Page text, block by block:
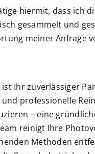
hiermit, dass ich
gesammelt und
meiner Anfrage
ist Ihr zuverlässiger
professionelle
– eine
reinigt Ihre
Methoden